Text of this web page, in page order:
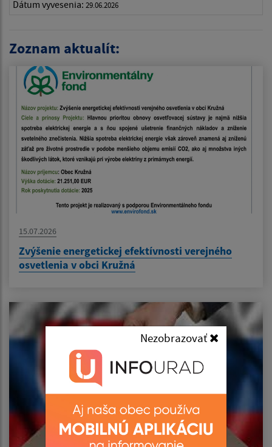
Nezobrazovať
Dátum vyvesenia: 29.06.2026
Zoznam aktualít:
15.07.2026
Zvýšenie energetickej efektívnosti verejného
osvetlenia v obci Kružná